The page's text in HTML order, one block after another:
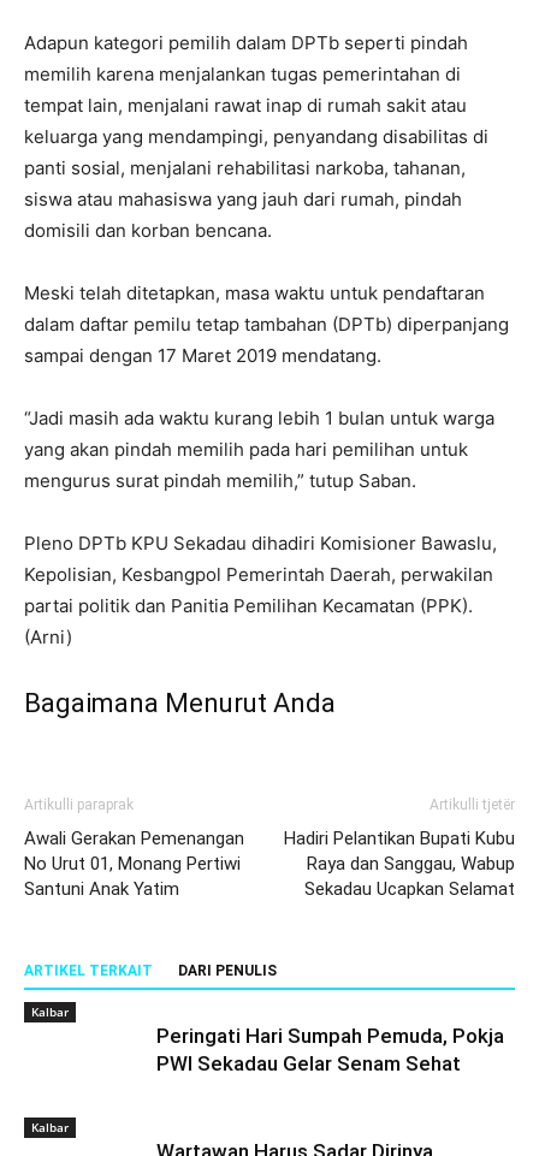
Adapun kategori pemilih dalam DPTb seperti pindah
memilih karena menjalankan tugas pemerintahan di
tempat lain, menjalani rawat inap di rumah sakit atau
keluarga yang mendampingi, penyandang disabilitas di
panti sosial, menjalani rehabilitasi narkoba, tahanan,
siswa atau mahasiswa yang jauh dari rumah, pindah
domisili dan korban bencana.
Meski telah ditetapkan, masa waktu untuk pendaftaran
dalam daftar pemilu tetap tambahan (DPTb) diperpanjang
sampai dengan 17 Maret 2019 mendatang.
“Jadi masih ada waktu kurang lebih 1 bulan untuk warga
yang akan pindah memilih pada hari pemilihan untuk
mengurus surat pindah memilih,” tutup Saban.
Pleno DPTb KPU Sekadau dihadiri Komisioner Bawaslu,
Kepolisian, Kesbangpol Pemerintah Daerah, perwakilan
partai politik dan Panitia Pemilihan Kecamatan (PPK).
(Arni)
Bagaimana Menurut Anda
Artikulli paraprak
Awali Gerakan Pemenangan
No Urut 01, Monang Pertiwi
Santuni Anak Yatim
Artikulli tjetër
Hadiri Pelantikan Bupati Kubu
Raya dan Sanggau, Wabup
Sekadau Ucapkan Selamat
ARTIKEL TERKAIT DARI PENULIS
Kalbar
Peringati Hari Sumpah Pemuda, Pokja
PWI Sekadau Gelar Senam Sehat
Kalbar
Wartawan Harus Sadar Dirinya